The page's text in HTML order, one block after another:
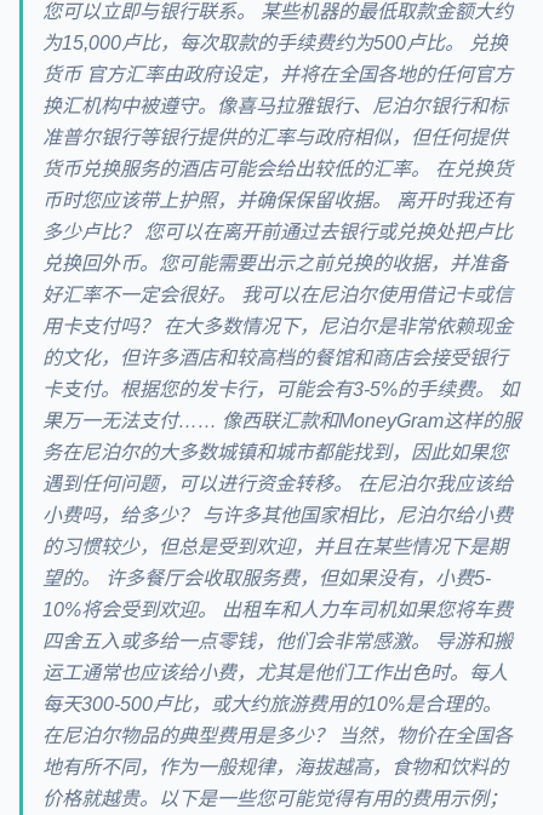
您可以立即与银行联系。 某些机器的最低取款金额大约
为15,000卢比，每次取款的手续费约为500卢比。 兑换
货币 官方汇率由政府设定，并将在全国各地的任何官方
换汇机构中被遵守。像喜马拉雅银行、尼泊尔银行和标
准普尔银行等银行提供的汇率与政府相似，但任何提供
货币兑换服务的酒店可能会给出较低的汇率。 在兑换货
币时您应该带上护照，并确保保留收据。 离开时我还有
多少卢比？ 您可以在离开前通过去银行或兑换处把卢比
兑换回外币。您可能需要出示之前兑换的收据，并准备
好汇率不一定会很好。 我可以在尼泊尔使用借记卡或信
用卡支付吗？ 在大多数情况下，尼泊尔是非常依赖现金
的文化，但许多酒店和较高档的餐馆和商店会接受银行
卡支付。根据您的发卡行，可能会有3-5%的手续费。 如
果万一无法支付…… 像西联汇款和MoneyGram这样的服
务在尼泊尔的大多数城镇和城市都能找到，因此如果您
遇到任何问题，可以进行资金转移。 在尼泊尔我应该给
小费吗，给多少？ 与许多其他国家相比，尼泊尔给小费
的习惯较少，但总是受到欢迎，并且在某些情况下是期
望的。 许多餐厅会收取服务费，但如果没有，小费5-
10%将会受到欢迎。 出租车和人力车司机如果您将车费
四舍五入或多给一点零钱，他们会非常感激。 导游和搬
运工通常也应该给小费，尤其是他们工作出色时。每人
每天300-500卢比，或大约旅游费用的10%是合理的。
在尼泊尔物品的典型费用是多少？ 当然，物价在全国各
地有所不同，作为一般规律，海拔越高，食物和饮料的
价格就越贵。以下是一些您可能觉得有用的费用示例；